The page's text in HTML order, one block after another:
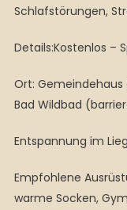
Schlafstörungen,
Details:Kostenlos –
Ort: Gemeindehaus
Bad Wildbad
Entspannung im
Empfohlene
warme Socken,